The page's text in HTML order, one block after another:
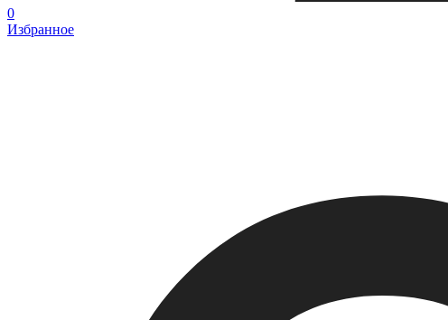
0
Избранное